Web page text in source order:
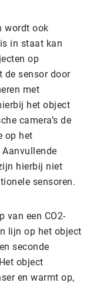
wordt ook
is in staat kan
op
de sensor door
met
het object
camera’s de
op het
hierbij niet
sensoren.
van een CO2-
lijn op het object
seconde
object
en warmt op,